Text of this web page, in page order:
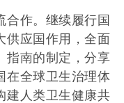
合作。继续履行国
供应国作用，全面
指南的制定，分享
在全球卫生治理体
建人类卫生健康共